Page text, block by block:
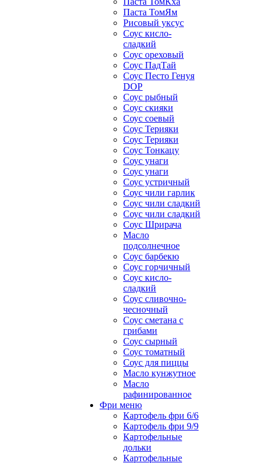
Паста ТомЯм
Рисовый уксус
Соус кисло-
сладкий
Соус ореховый
Соус ПадТай
Соус Песто Генуя
DOP
Соус рыбный
Соус скияки
Соус соевый
Соус Терияки
Соус Терияки
Соус Тонкацу
Соус унаги
Соус унаги
Соус устричный
Соус чили гарлик
Соус чили сладкий
Соус чили сладкий
Соус Шрирача
Масло
подсолнечное
Соус барбекю
Соус горчичный
Соус кисло-
сладкий
Соус сливочно-
чесночный
Соус сметана с
грибами
Соус сырный
Соус томатный
Соус для пиццы
Масло кунжутное
Масло
рафинированное
Фри меню
Картофель фри 6/6
Картофель фри 9/9
Картофельные
дольки
Картофельные